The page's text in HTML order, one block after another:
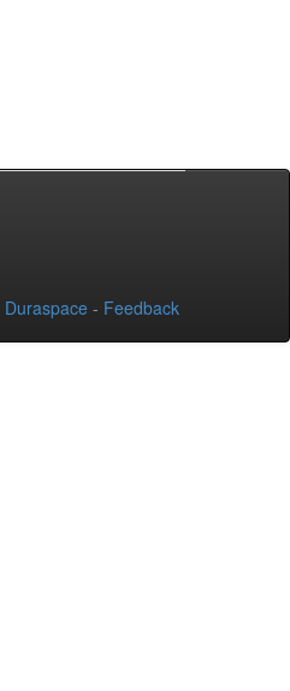
Duraspace - Feedback